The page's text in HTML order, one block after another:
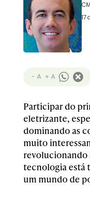
- A + A
Participar do
eletrizante,
dominando as
muito
revolucionando
tecnologia está
um mundo de